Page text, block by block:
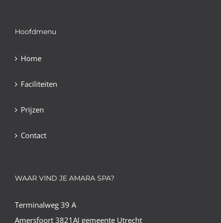
Hoofdmenu
Home
Faciliteiten
Prijzen
Contact
WAAR VIND JE AMARA SPA?
Terminalweg 39 A
Amersfoort 3821AJ gemeente Utrecht